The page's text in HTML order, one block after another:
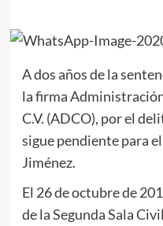
A dos años de la
la firma
C.V. (ADCO), por el
sigue pendiente para
Jiménez.
El 26 de octubre de
de la Segunda Sala